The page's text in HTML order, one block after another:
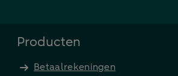
Producten
Betaalrekeningen